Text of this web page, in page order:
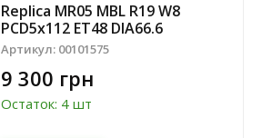
Replica MR05 MBL R19 W8
PCD5x112 ET48 DIA66.6
Артикул: 00101575
9 300 грн
Остаток: 4 шт